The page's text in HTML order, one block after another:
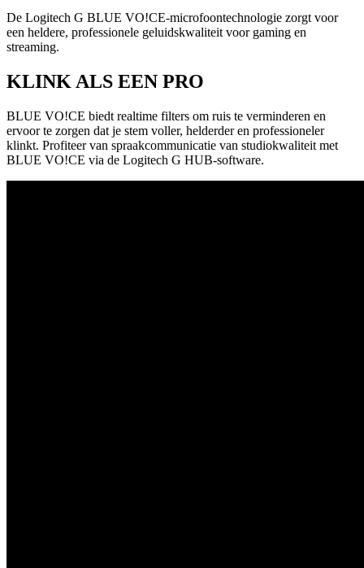
De Logitech G BLUE VO!CE-microfoontechnologie zorgt voor
een heldere, professionele geluidskwaliteit voor gaming en
streaming.
KLINK ALS EEN PRO
BLUE VO!CE biedt realtime filters om ruis te verminderen en
ervoor te zorgen dat je stem voller, helderder en professioneler
klinkt. Profiteer van spraakcommunicatie van studiokwaliteit met
BLUE VO!CE via de Logitech G HUB-software.